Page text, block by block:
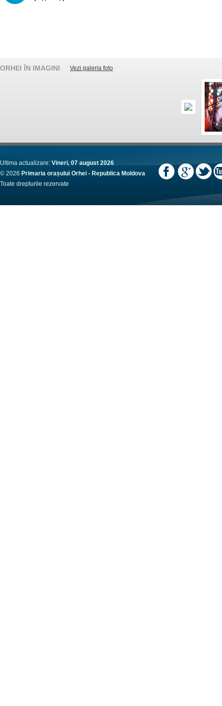
ORHEI ÎN IMAGINI Vezi galeria foto
Ultima actualizare: Vineri, 07 august 2026
© 2026 Primaria orașului Orhei - Republica Moldova
Toate drepturile rezervate